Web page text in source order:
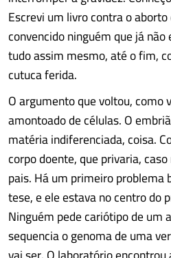
Escrevi um livro contra o
convencido ninguém que já
tudo assim mesmo, até o fim,
cutuca ferida.
O argumento que voltou, como
amontoado de células. O
matéria indiferenciada, coisa.
corpo doente, que privaria,
pais. Há um primeiro problema
tese, e ele estava no centro do
Ninguém pede cariótipo de um
sequencia o genoma de uma